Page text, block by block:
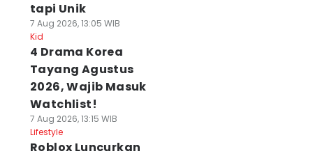
tapi Unik
7 Aug 2026, 13:05 WIB
Kid
4 Drama Korea
Tayang Agustus
2026, Wajib Masuk
Watchlist!
7 Aug 2026, 13:15 WIB
Lifestyle
Roblox Luncurkan